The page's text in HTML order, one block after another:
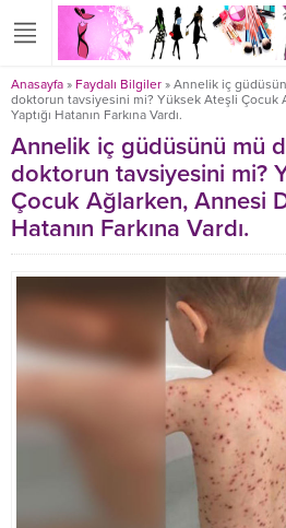
Anasayfa » Faydalı Bilgiler » Annelik iç
doktorun tavsiyesini mi? Yüksek Ateşli Çocuk
Yaptığı Hatanın Farkına Vardı.
Annelik iç güdüsünü mü
doktorun tavsiyesini mi?
Çocuk Ağlarken, Annesi
Hatanın Farkına Vardı.